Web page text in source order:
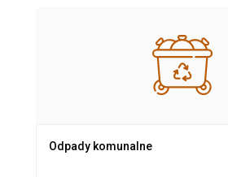
Odpady komunalne